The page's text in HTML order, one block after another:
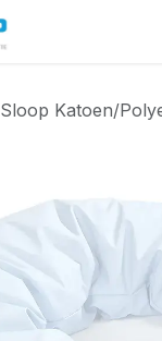
Sloop Katoen/